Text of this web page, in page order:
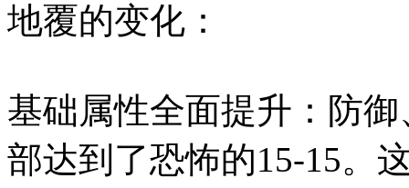
地覆的变化：
基础属性全面提升：防
部达到了恐怖的15-15。